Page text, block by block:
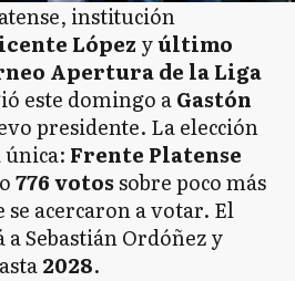
institución
López yúltimo
Apertura de la Liga
este domingo aGastón
presidente. La elección
única: Frente Platense
776 votossobre poco más
se acercaron a votar. El
Sebastián Ordóñez y
2028.